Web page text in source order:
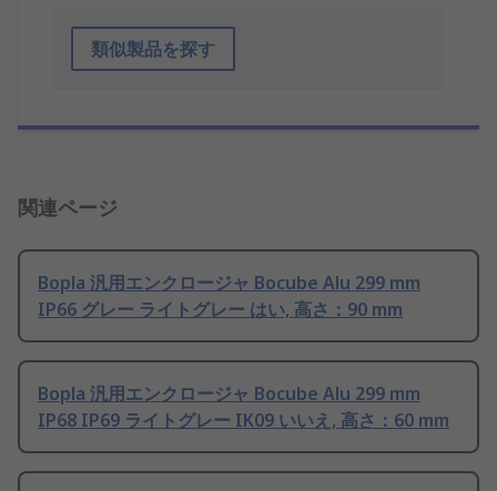
類似製品を探す
関連ページ
Bopla 汎用エンクロージャ Bocube Alu 299 mm
IP66 グレー ライトグレー はい, 高さ：90 mm
Bopla 汎用エンクロージャ Bocube Alu 299 mm
IP68 IP69 ライトグレー IK09 いいえ, 高さ：60 mm